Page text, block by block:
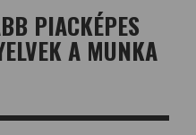
PIACKÉPES
A MUNKA